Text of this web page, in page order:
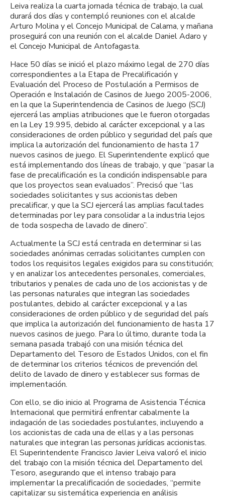
Leiva realiza la cuarta jornada técnica de trabajo, la cual
durará dos días y contempló reuniones con el alcalde
Arturo Molina y el Concejo Municipal de Calama, y mañana
proseguirá con una reunión con el alcalde Daniel Adaro y
el Concejo Municipal de Antofagasta.
Hace 50 días se inició el plazo máximo legal de 270 días
correspondientes a la Etapa de Precalificación y
Evaluación del Proceso de Postulación a Permisos de
Operación e Instalación de Casinos de Juego 2005-2006,
en la que la Superintendencia de Casinos de Juego (SCJ)
ejercerá las amplias atribuciones que le fueron otorgadas
en la Ley 19.995, debido al carácter excepcional y a las
consideraciones de orden público y seguridad del país que
implica la autorización del funcionamiento de hasta 17
nuevos casinos de juego. El Superintendente explicó que
está implementando dos líneas de trabajo, y que “pasar la
fase de precalificación es la condición indispensable para
que los proyectos sean evaluados”. Precisó que “las
sociedades solicitantes y sus accionistas deben
precalificar, y que la SCJ ejercerá las amplias facultades
determinadas por ley para consolidar a la industria lejos
de toda sospecha de lavado de dinero”.
Actualmente la SCJ está centrada en determinar si las
sociedades anónimas cerradas solicitantes cumplen con
todos los requisitos legales exigidos para su constitución;
y en analizar los antecedentes personales, comerciales,
tributarios y penales de cada uno de los accionistas y de
las personas naturales que integran las sociedades
postulantes, debido al carácter excepcional y a las
consideraciones de orden público y de seguridad del país
que implica la autorización del funcionamiento de hasta 17
nuevos casinos de juego. Para lo último, durante toda la
semana pasada trabajó con una misión técnica del
Departamento del Tesoro de Estados Unidos, con el fin
de determinar los criterios técnicos de prevención del
delito de lavado de dinero y establecer sus formas de
implementación.
Con ello, se dio inicio al Programa de Asistencia Técnica
Internacional que permitirá enfrentar cabalmente la
indagación de las sociedades postulantes, incluyendo a
los accionistas de cada una de ellas y a las personas
naturales que integran las personas jurídicas accionistas.
El Superintendente Francisco Javier Leiva valoró el inicio
del trabajo con la misión técnica del Departamento del
Tesoro, asegurando que el intenso trabajo para
implementar la precalificación de sociedades, “permite
capitalizar su sistemática experiencia en análisis